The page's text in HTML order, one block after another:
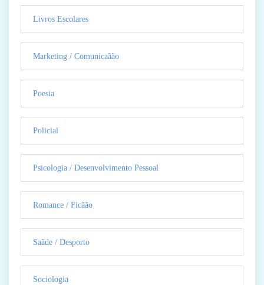
Livros Escolares
Marketing / Comunicaãão
Poesia
Policial
Psicologia / Desenvolvimento Pessoal
Romance / Ficãão
Saãde / Desporto
Sociologia